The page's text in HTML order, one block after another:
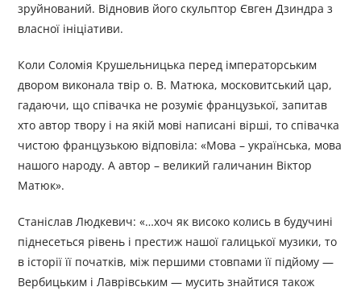
зруйнований. Відновив його скульптор Євген Дзиндра з
власної ініціативи.
Коли Соломія Крушельницька перед імператорським
двором виконала твір о. В. Матюка, московитський цар,
гадаючи, що співачка не розуміє французької, запитав
хто автор твору і на якій мові написані вірші, то співачка
чистою французькою відповіла: «Мова – українська, мова
нашого народу. А автор – великий галичанин Віктор
Матюк».
Станіслав Людкевич: «…хоч як високо колись в будучині
піднесеться рівень і престиж нашої галицької музики, то
в історії її початків, між першими стовпами її підйому —
Вербицьким і Лаврівським — мусить знайтися також